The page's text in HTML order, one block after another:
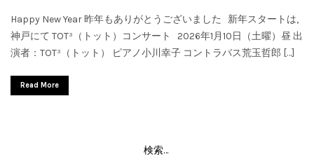
Happy New Year 昨年もありがとうございました 新年スタートは,
神戸にて TOT³（トット）コンサート 2026年1月10日（土曜）昼 出
演者：TOT³（トット） ピアノ小川幸子 コントラバス荒玉哲郎 […]
Read More